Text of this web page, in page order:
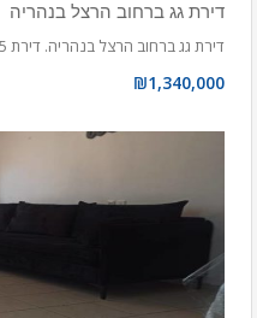
דירת גג ברחוב הרצל בנהריה
דירת גג ברחוב הרצל בנהריה. דירת 4.5 חדרים, 144…
₪1,340,000